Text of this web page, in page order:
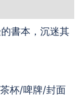
書本，沉迷其
杯/啤牌/封面